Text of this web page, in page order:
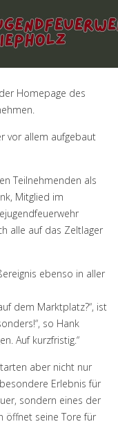
Homepage des
vor allem aufgebaut
Teilnehmenden als
Mitglied im
alle auf das Zeltlager
ebenso in aller
dem Marktplatz?“, ist
so Hank
Auf kurzfristig.“
aber nicht nur
Erlebnis für
sondern eines der
öffnet seine Tore für